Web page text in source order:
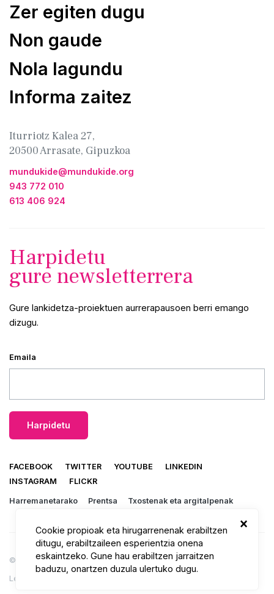
Zer egiten dugu
Non gaude
Nola lagundu
Informa zaitez
Iturriotz Kalea 27,
20500 Arrasate, Gipuzkoa
mundukide@mundukide.org
943 772 010
613 406 924
Harpidetu
gure newsletterrera
Gure lankidetza-proiektuen aurrerapausoen berri emango
dizugu.
Emaila
FACEBOOK TWITTER YOUTUBE
LINKEDIN
INSTAGRAM
FLICKR
Harremanetarako Prentsa Txostenak eta argitalpenak
© 2026 Mundukide.
Lege oharra
Cookie propioak eta hirugarrenenak erabiltzen
ditugu, erabiltzaileen esperientzia onena
eskaintzeko. Gune hau erabiltzen jarraitzen
baduzu, onartzen duzula ulertuko dugu.
×